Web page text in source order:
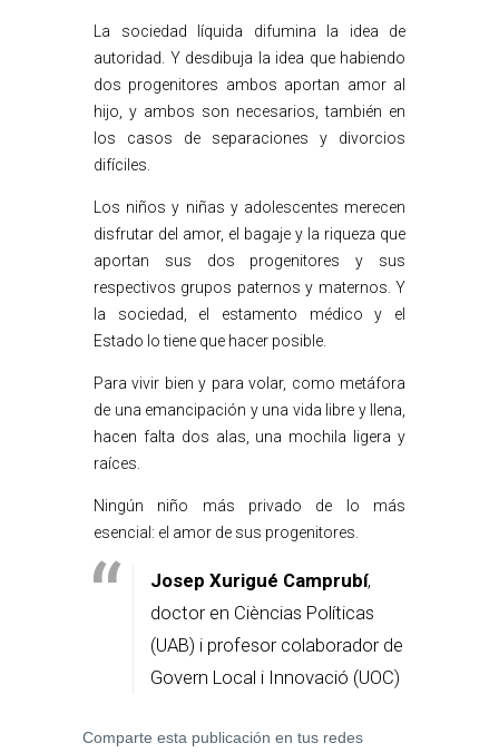
La sociedad líquida difumina la idea de
autoridad. Y desdibuja la idea que habiendo
dos progenitores ambos aportan amor al
hijo, y ambos son necesarios, también en
los casos de separaciones y divorcios
difíciles.
Los niños y niñas y adolescentes merecen
disfrutar del amor, el bagaje y la riqueza que
aportan sus dos progenitores y sus
respectivos grupos paternos y maternos. Y
la sociedad, el estamento médico y el
Estado lo tiene que hacer posible.
Para vivir bien y para volar, como metáfora
de una emancipación y una vida libre y llena,
hacen falta dos alas, una mochila ligera y
raíces.
Ningún niño más privado de lo más
esencial: el amor de sus progenitores.
Josep Xurigué Camprubí,
doctor en Cièncias Políticas
(UAB) i profesor colaborador de
Govern Local i Innovació (UOC)
Comparte esta publicación en tus redes